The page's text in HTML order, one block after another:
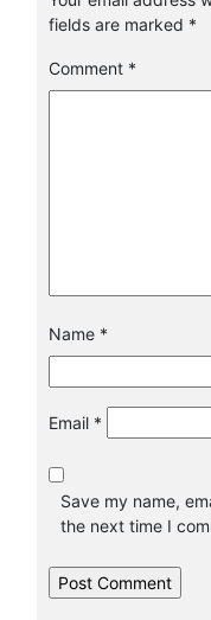
fields are marked *
Comment *
Name *
Email *
Save my name,
the next time I